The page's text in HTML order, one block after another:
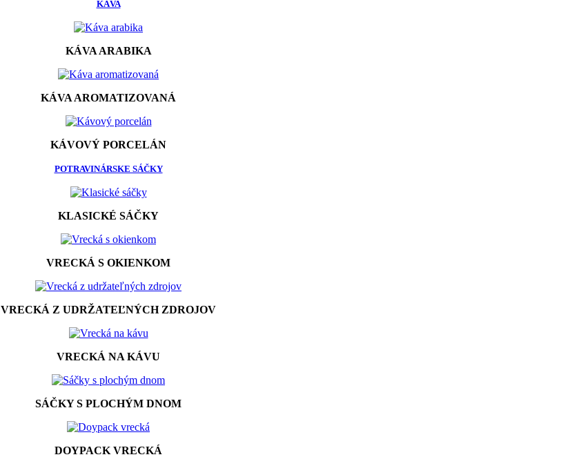
KÁVA
KÁVA ARABIKA
KÁVA AROMATIZOVANÁ
KÁVOVÝ PORCELÁN
POTRAVINÁRSKE SÁČKY
KLASICKÉ SÁČKY
VRECKÁ S OKIENKOM
VRECKÁ Z UDRŽATEĽNÝCH ZDROJOV
VRECKÁ NA KÁVU
SÁČKY S PLOCHÝM DNOM
DOYPACK VRECKÁ